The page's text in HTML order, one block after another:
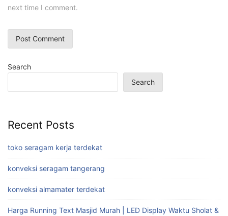
next time I comment.
Search
Search
Recent Posts
toko seragam kerja terdekat
konveksi seragam tangerang
konveksi almamater terdekat
Harga Running Text Masjid Murah | LED Display Waktu Sholat &